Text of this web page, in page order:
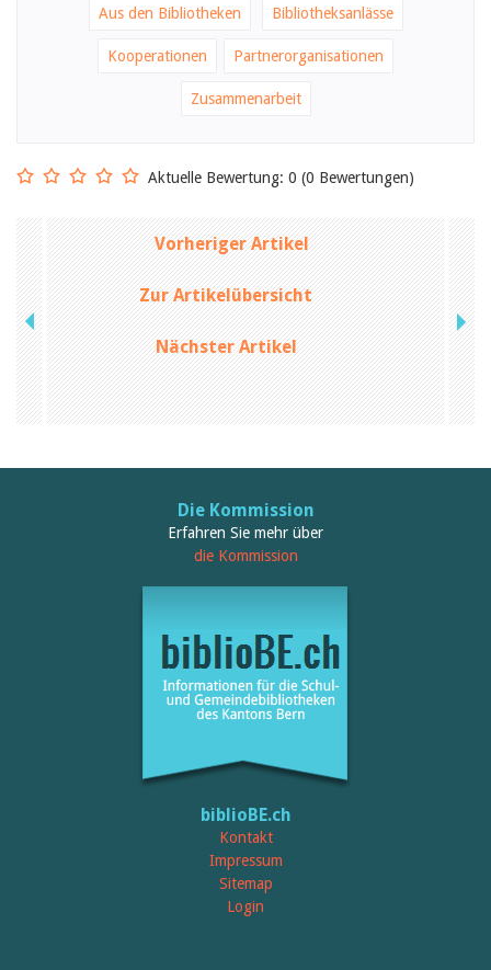
Aus den Bibliotheken Bibliotheksanlässe
Kooperationen Partnerorganisationen
Zusammenarbeit
Aktuelle Bewertung: 0 (0 Bewertungen)
Vorheriger Artikel
Zur Artikelübersicht
Nächster Artikel
Die Kommission
Erfahren Sie mehr über
die Kommission
biblioBE.ch
Kontakt
Impressum
Sitemap
Login